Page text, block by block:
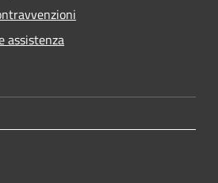
assistenza